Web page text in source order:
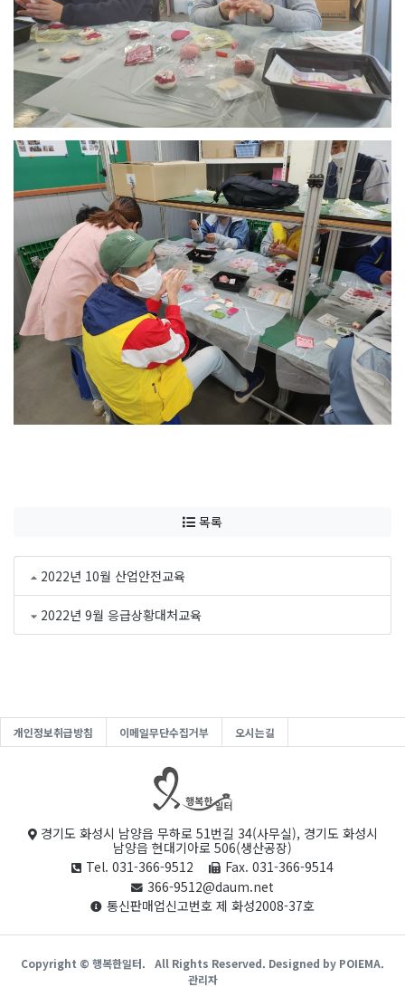
목록
2022년 10월 산업안전교육
2022년 9월 응급상황대처교육
개인정보취급방침 이메일무단수집거부 오시는길
경기도 화성시 남양읍 무하로 51번길 34(사무실), 경기도 화성시
남양읍 현대기아로 506(생산공장)
Tel. 031-366-9512
Fax. 031-366-9514
366-9512@daum.net
통신판매업신고번호 제 화성2008-37호
Copyright © 행복한일터.
All Rights Reserved. Designed by POIEMA.
관리자